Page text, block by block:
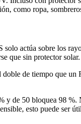
como ropa,
actúa sobre los
que sin protector solar.
de tiempo que
de 50 bloquea 98
esto puede ser